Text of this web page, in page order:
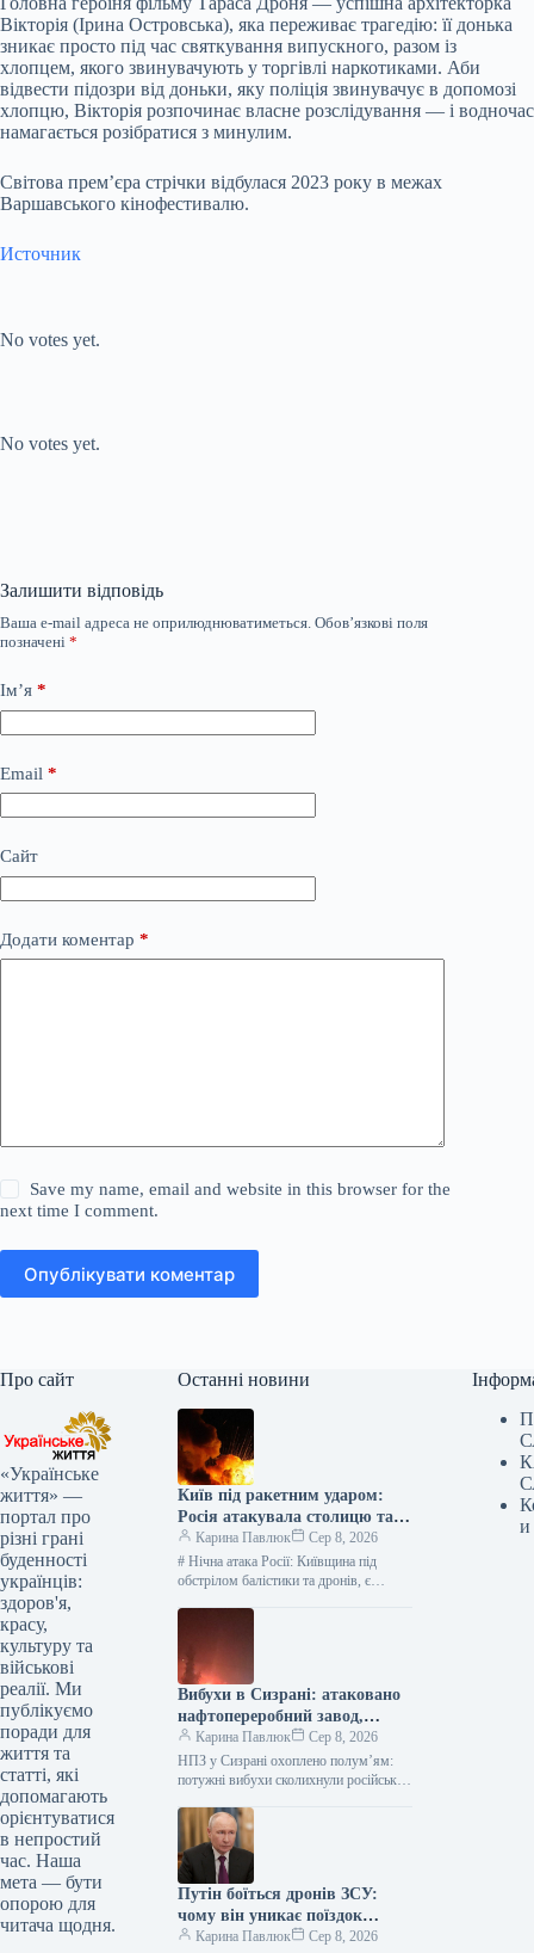
Вікторія (Ірина Островська), яка переживає трагедію: її донька
зникає просто під час святкування випускного, разом із
хлопцем, якого звинувачують у торгівлі наркотиками. Аби
відвести підозри від доньки, яку поліція звинувачує в допомозі
хлопцю, Вікторія розпочинає власне розслідування — і водночас
намагається розібратися з минулим.
Світова прем’єра стрічки відбулася 2023 року в межах
Варшавського кінофестивалю.
Источник
No votes yet.
No votes yet.
Залишити відповідь
Ваша e-mail адреса не оприлюднюватиметься. Обов’язкові поля
позначені *
Ім’я *
Email *
Сайт
Додати коментар *
Save my name, email and website in this browser for the
next time I comment.
Опублікувати коментар
Про сайт
«Українське
життя» —
портал про
різні грані
буденності
українців:
здоров'я,
красу,
культуру та
військові
реалії. Ми
публікуємо
поради для
життя та
статті, які
допомагають
орієнтуватися
в непростий
час. Наша
мета — бути
опорою для
читача щодня.
Останні новини
Київ під ракетним ударом:
Росія атакувала столицю та
область, є жертви —
найсвіжіші подробиці
Карина Павлюк
Сер 8, 2026
# Нічна атака Росії: Київщина під
обстрілом балістики та дронів, є
Вибухи в Сизрані: атаковано
нафтопереробний завод,
розпочалася пожежа
Карина Павлюк
Сер 8, 2026
НПЗ у Сизрані охоплено полум’ям:
потужні вибухи сколихнули російське
на території Самарської області,
зафіксовано…
Путін боїться дронів ЗСУ:
чому він уникає поїздок
Україною
Карина Павлюк
Сер 8, 2026
и